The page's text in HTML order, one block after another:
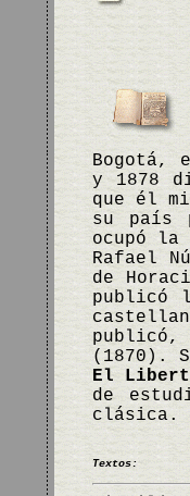
Bogotá,
y 1878
que él
su país
ocupó
Rafael
de
publicó
(1870).
El
de
clásica.
Textos: